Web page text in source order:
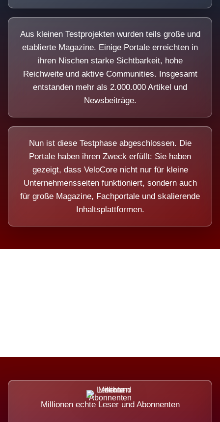
Aus kleinen Testprojekten wurden teils große und
etablierte Magazine. Einige Portale erreichten in
ihren Nischen starke Sichtbarkeit, hohe
Reichweite und aktive Communities. Insgesamt
entstanden mehr als 2.000.000 Artikel und
Newsbeiträge.
Nun ist diese Testphase abgeschlossen. Die
Portale haben ihren Zweck erfüllt: Sie haben
gezeigt, dass VeloCore nicht nur für kleine
Unternehmensseiten funktioniert, sondern auch
für große Magazine, Fachportale und skalierende
Inhaltsplattformen.
Millionen echte Leser und Abonnenten